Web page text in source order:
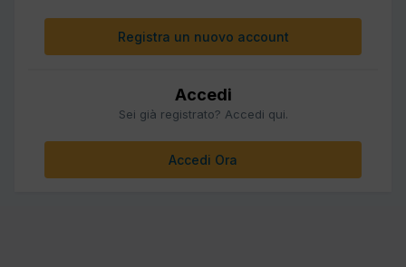
Registra un nuovo account
Accedi
Sei già registrato? Accedi qui.
Accedi Ora